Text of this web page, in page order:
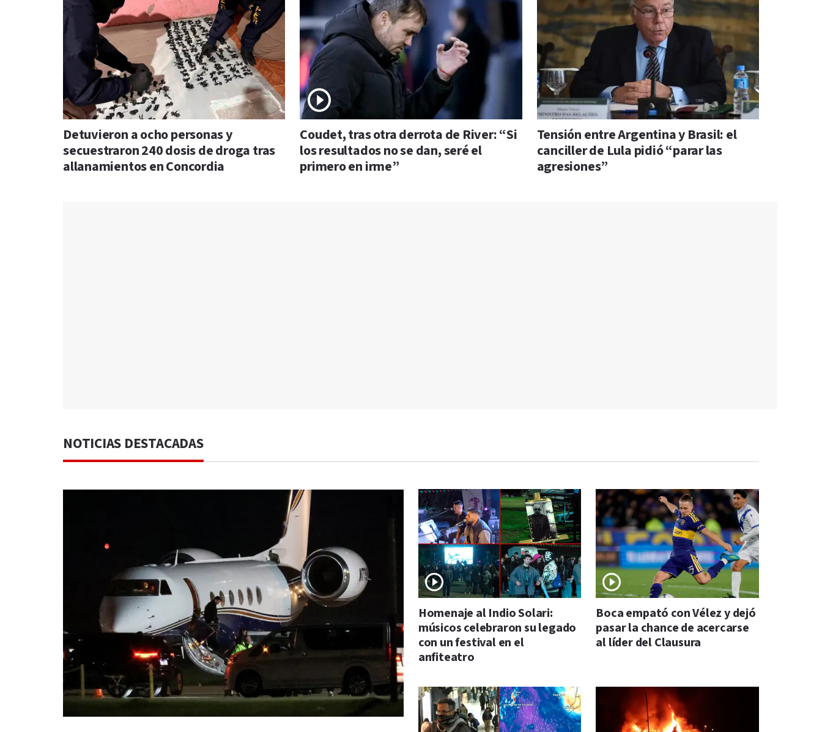
Detuvieron a ocho personas y
secuestraron 240 dosis de droga tras
allanamientos en Concordia
Coudet, tras otra derrota de River: “Si
los resultados no se dan, seré el
primero en irme”
Tensión entre Argentina y Brasil: el
canciller de Lula pidió “parar las
agresiones”
NOTICIAS DESTACADAS
Homenaje al Indio Solari:
músicos celebraron su legado
con un festival en el
anfiteatro
Boca empató con Vélez y dejó
pasar la chance de acercarse
al líder del Clausura